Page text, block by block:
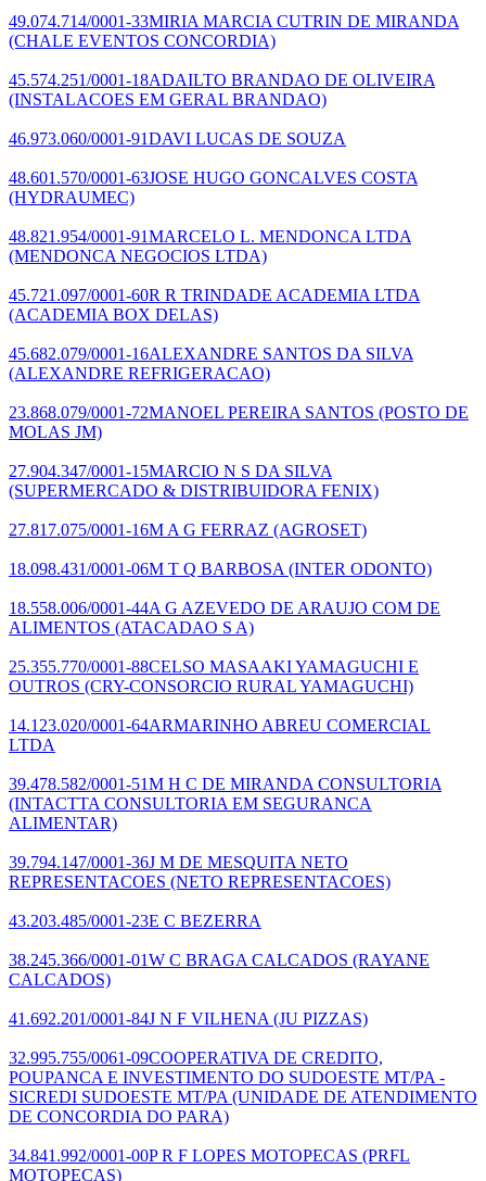
49.074.714/0001-33MIRIA MARCIA CUTRIN DE MIRANDA
(CHALE EVENTOS CONCORDIA)
45.574.251/0001-18ADAILTO BRANDAO DE OLIVEIRA
(INSTALACOES EM GERAL BRANDAO)
46.973.060/0001-91DAVI LUCAS DE SOUZA
48.601.570/0001-63JOSE HUGO GONCALVES COSTA
(HYDRAUMEC)
48.821.954/0001-91MARCELO L. MENDONCA LTDA
(MENDONCA NEGOCIOS LTDA)
45.721.097/0001-60R R TRINDADE ACADEMIA LTDA
(ACADEMIA BOX DELAS)
45.682.079/0001-16ALEXANDRE SANTOS DA SILVA
(ALEXANDRE REFRIGERACAO)
23.868.079/0001-72MANOEL PEREIRA SANTOS (POSTO DE
MOLAS JM)
27.904.347/0001-15MARCIO N S DA SILVA
(SUPERMERCADO & DISTRIBUIDORA FENIX)
27.817.075/0001-16M A G FERRAZ (AGROSET)
18.098.431/0001-06M T Q BARBOSA (INTER ODONTO)
18.558.006/0001-44A G AZEVEDO DE ARAUJO COM DE
ALIMENTOS (ATACADAO S A)
25.355.770/0001-88CELSO MASAAKI YAMAGUCHI E
OUTROS (CRY-CONSORCIO RURAL YAMAGUCHI)
14.123.020/0001-64ARMARINHO ABREU COMERCIAL
LTDA
39.478.582/0001-51M H C DE MIRANDA CONSULTORIA
(INTACTTA CONSULTORIA EM SEGURANCA
ALIMENTAR)
39.794.147/0001-36J M DE MESQUITA NETO
REPRESENTACOES (NETO REPRESENTACOES)
43.203.485/0001-23E C BEZERRA
38.245.366/0001-01W C BRAGA CALCADOS (RAYANE
CALCADOS)
41.692.201/0001-84J N F VILHENA (JU PIZZAS)
32.995.755/0061-09COOPERATIVA DE CREDITO,
POUPANCA E INVESTIMENTO DO SUDOESTE MT/PA -
SICREDI SUDOESTE MT/PA (UNIDADE DE ATENDIMENTO
DE CONCORDIA DO PARA)
34.841.992/0001-00P R F LOPES MOTOPECAS (PRFL
MOTOPECAS)